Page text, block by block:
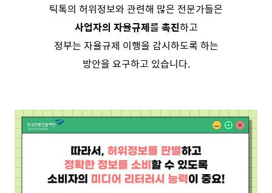
틱톡의 허위정보와 관련해 많은 전문가들은
사업자의 자율규제를 촉진하고
정부는 자율규제 이행을 감시하도록 하는
방안을 요구하고 있습니다.